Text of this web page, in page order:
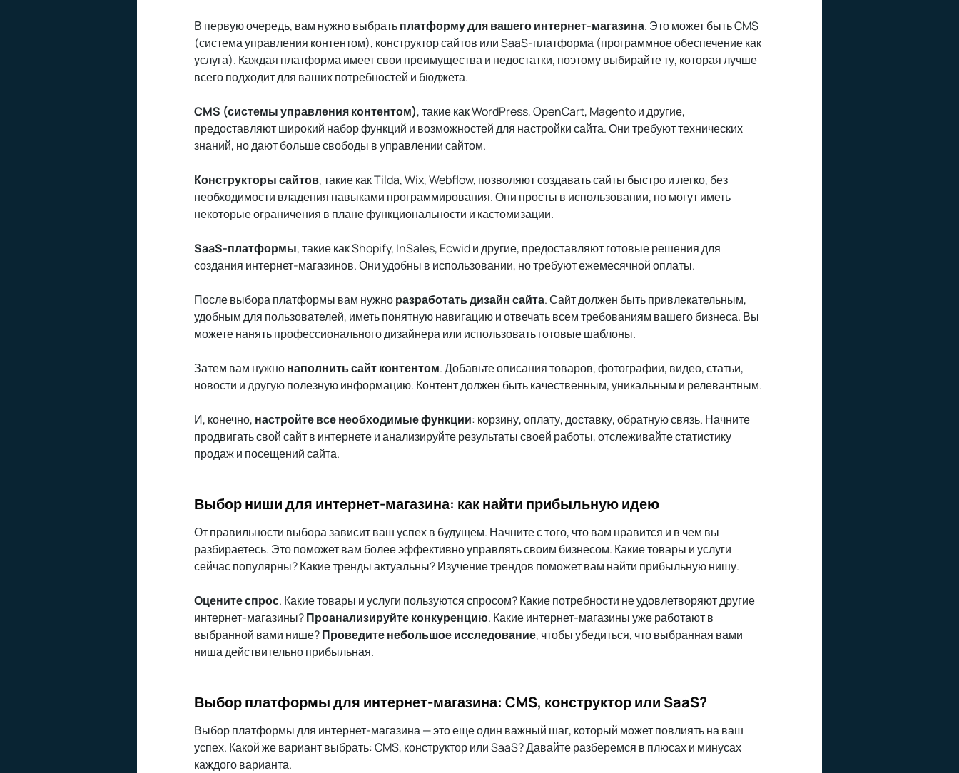
В первую очередь, вам нужно выбратьплатформу для вашего интернет-магазина. Это может быть CMS
(система управления контентом), конструктор сайтов или SaaS-платформа (программное обеспечение как
услуга). Каждая платформа имеет свои преимущества и недостатки, поэтому выбирайте ту, которая лучше
всего подходит для ваших потребностей и бюджета.
CMS (системы управления контентом), такие как WordPress, OpenCart, Magento и другие,
предоставляют широкий набор функций и возможностей для настройки сайта. Они требуют технических
знаний, но дают больше свободы в управлении сайтом.
Конструкторы сайтов, такие как Tilda, Wix, Webflow, позволяют создавать сайты быстро и легко, без
необходимости владения навыками программирования. Они просты в использовании, но могут иметь
некоторые ограничения в плане функциональности и кастомизации.
SaaS-платформы, такие как Shopify, InSales, Ecwid и другие, предоставляют готовые решения для
создания интернет-магазинов. Они удобны в использовании, но требуют ежемесячной оплаты.
После выбора платформы вам нужноразработать дизайн сайта. Сайт должен быть привлекательным,
удобным для пользователей, иметь понятную навигацию и отвечать всем требованиям вашего бизнеса. Вы
можете нанять профессионального дизайнера или использовать готовые шаблоны.
Затем вам нужнонаполнить сайт контентом. Добавьте описания товаров, фотографии, видео, статьи,
новости и другую полезную информацию. Контент должен быть качественным, уникальным и релевантным.
И, конечно, настройте все необходимые функции: корзину, оплату, доставку, обратную связь. Начните
продвигать свой сайт в интернете и анализируйте результаты своей работы, отслеживайте статистику
продаж и посещений сайта.
Выбор ниши для интернет-магазина: как найти прибыльную идею
От правильности выбора зависит ваш успех в будущем. Начните с того, что вам нравится и в чем вы
разбираетесь. Это поможет вам более эффективно управлять своим бизнесом. Какие товары и услуги
сейчас популярны? Какие тренды актуальны? Изучение трендов поможет вам найти прибыльную нишу.
Оцените спрос. Какие товары и услуги пользуются спросом? Какие потребности не удовлетворяют другие
интернет-магазины?Проанализируйте конкуренцию. Какие интернет-магазины уже работают в
выбранной вами нише?Проведите небольшое исследование, чтобы убедиться, что выбранная вами
ниша действительно прибыльная.
Выбор платформы для интернет-магазина: CMS, конструктор или SaaS?
Выбор платформы для интернет-магазина — это еще один важный шаг, который может повлиять на ваш
успех. Какой же вариант выбрать: CMS, конструктор или SaaS? Давайте разберемся в плюсах и минусах
каждого варианта.